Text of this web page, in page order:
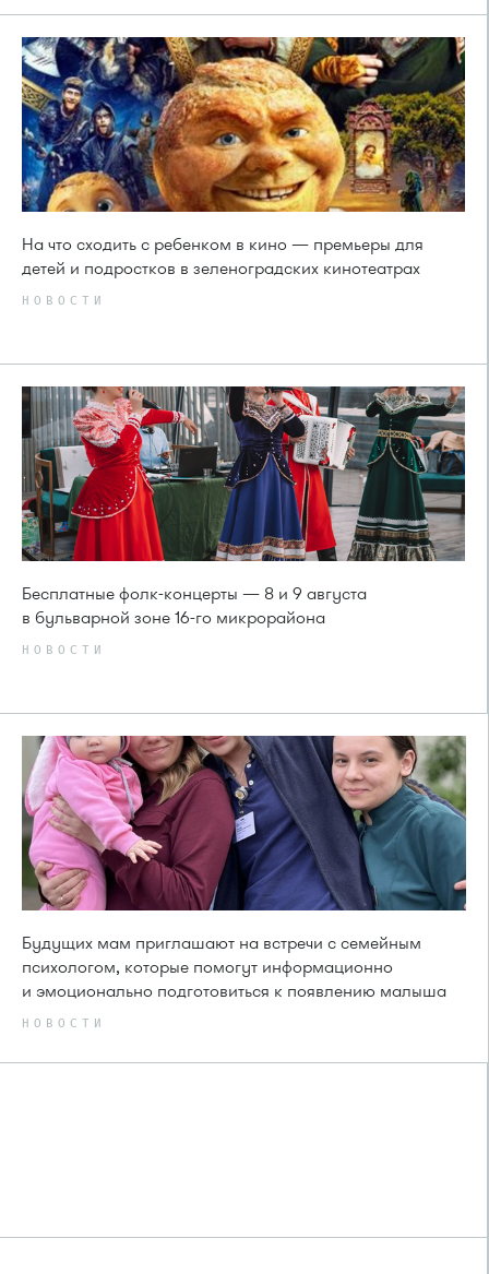
На что сходить с ребенком в кино — премьеры для
детей и подростков в зеленоградских кинотеатрах
НОВОСТИ
Бесплатные фолк-концерты — 8 и 9 августа
в бульварной зоне 16-го микрорайона
НОВОСТИ
Будущих мам приглашают на встречи с семейным
психологом, которые помогут информационно
и эмоционально подготовиться к появлению малыша
НОВОСТИ